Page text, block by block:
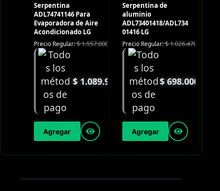
Serpentina
ADL74741146 Para
Evaporadora de Aire
Acondicionado LG
Precio Regular:$1.557.000
$1.089.900
Agregar
Serpentina de
aluminio
ADL73401418/ADL734
01416 LG
Precio Regular:$1.026.470
$698.000
Agregar